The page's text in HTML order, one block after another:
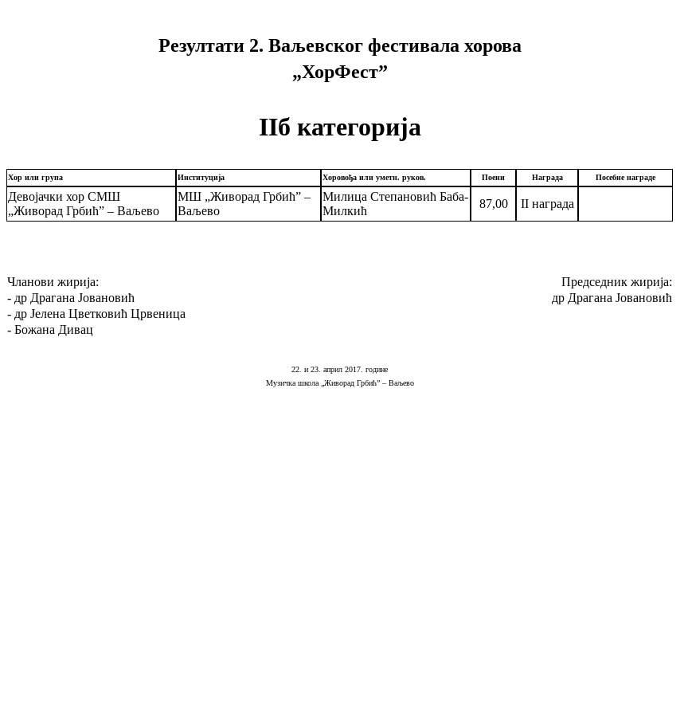
Резултати 2. Ваљевског фестивала хорова
„ХорФест”
IIб категорија
Хор или група Институција Хоровођа или уметн. руков. Поени Награда Посебне награде
Девојачки хор СМШ
„Живорад Грбић” – Ваљево
МШ „Живорад Грбић” –
Ваљево
Милица Степановић Баба-
Милкић
87,00 II награда
Чланови жирија:
Председник жирија:
- др Драгана Јовановић
др Драгана Јовановић
- др Јелена Цветковић Црвеница
- Божана Дивац
22. и 23. април 2017. године
Музичка школа „Живорад Грбић” – Ваљево